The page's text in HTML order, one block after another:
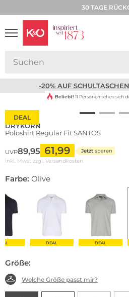
30 TAGE
-20% AUF
DEAL
Beliebt! 11 Personen sehen sich
DRYKORN
Poloshirt Regular Fit SANTOS
UVP89,95 61,99 Jetzt sparen
inkl. Mwst zzgl. Versandkosten
Farbe: Olive
DEAL DEAL
Größe:
Welche Größe passt mir?